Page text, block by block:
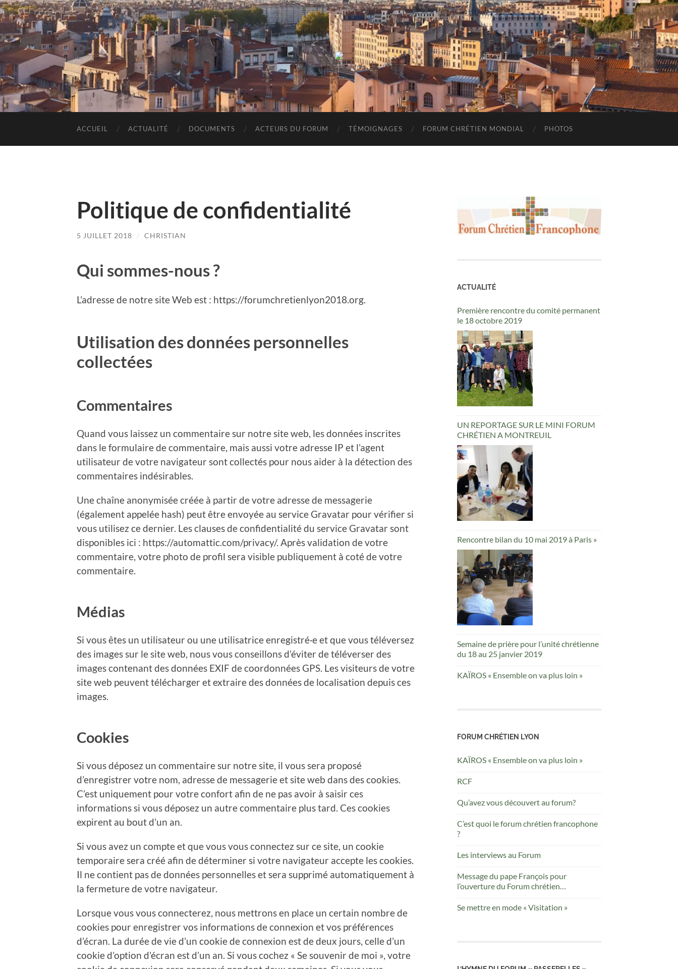
Forum
Chétien
Francophone
Lyon
2018
ACCUEIL ACTUALITÉ DOCUMENTS ACTEURS DU FORUM TÉMOIGNAGES FORUM CHRÉTIEN MONDIAL PHOTOS
Politique de confidentialité
5 JUILLET 2018 / CHRISTIAN
Qui sommes-nous ?
L’adresse de notre site Web est : https://forumchretienlyon2018.org.
Utilisation des données personnelles
collectées
Commentaires
Quand vous laissez un commentaire sur notre site web, les données inscrites
dans le formulaire de commentaire, mais aussi votre adresse IP et l’agent
utilisateur de votre navigateur sont collectés pour nous aider à la détection des
commentaires indésirables.
Une chaîne anonymisée créée à partir de votre adresse de messagerie
(également appelée hash) peut être envoyée au service Gravatar pour vérifier si
vous utilisez ce dernier. Les clauses de confidentialité du service Gravatar sont
disponibles ici : https://automattic.com/privacy/. Après validation de votre
commentaire, votre photo de profil sera visible publiquement à coté de votre
commentaire.
Médias
Si vous êtes un utilisateur ou une utilisatrice enregistré·e et que vous téléversez
des images sur le site web, nous vous conseillons d’éviter de téléverser des
images contenant des données EXIF de coordonnées GPS. Les visiteurs de votre
site web peuvent télécharger et extraire des données de localisation depuis ces
images.
Cookies
Si vous déposez un commentaire sur notre site, il vous sera proposé
d’enregistrer votre nom, adresse de messagerie et site web dans des cookies.
C’est uniquement pour votre confort afin de ne pas avoir à saisir ces
informations si vous déposez un autre commentaire plus tard. Ces cookies
expirent au bout d’un an.
Si vous avez un compte et que vous vous connectez sur ce site, un cookie
temporaire sera créé afin de déterminer si votre navigateur accepte les cookies.
Il ne contient pas de données personnelles et sera supprimé automatiquement à
la fermeture de votre navigateur.
Lorsque vous vous connecterez, nous mettrons en place un certain nombre de
cookies pour enregistrer vos informations de connexion et vos préférences
d’écran. La durée de vie d’un cookie de connexion est de deux jours, celle d’un
cookie d’option d’écran est d’un an. Si vous cochez « Se souvenir de moi », votre
ACTUALITÉ
Première rencontre du comité permanent
le 18 octobre 2019
UN REPORTAGE SUR LE MINI FORUM
CHRÉTIEN A MONTREUIL
Rencontre bilan du 10 mai 2019 à Paris »
Semaine de prière pour l’unité chrétienne
du 18 au 25 janvier 2019
KAÏROS « Ensemble on va plus loin »
FORUM CHRÉTIEN LYON
KAÏROS « Ensemble on va plus loin »
RCF
Qu’avez vous découvert au forum?
C’est quoi le forum chrétien francophone
?
Les interviews au Forum
Message du pape François pour
l’ouverture du Forum chrétien
Se mettre en mode « Visitation »